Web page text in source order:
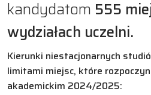
kandydatom 555
wydziałach uczelni.
Kierunki niestacjonarnych
limitami miejsc, które
akademickim 2024/2025: